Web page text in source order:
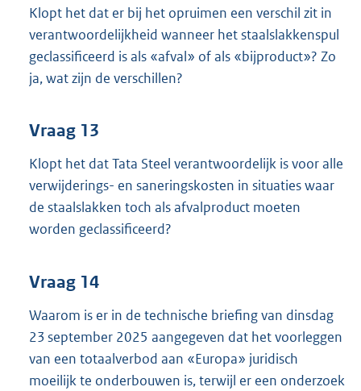
Klopt het dat er bij het opruimen een verschil zit in
verantwoordelijkheid wanneer het staalslakkenspul
geclassificeerd is als «afval» of als «bijproduct»? Zo
ja, wat zijn de verschillen?
Vraag 13
Klopt het dat Tata Steel verantwoordelijk is voor alle
verwijderings- en saneringskosten in situaties waar
de staalslakken toch als afvalproduct moeten
worden geclassificeerd?
Vraag 14
Waarom is er in de technische briefing van dinsdag
23 september 2025 aangegeven dat het voorleggen
van een totaalverbod aan «Europa» juridisch
moeilijk te onderbouwen is, terwijl er een onderzoek